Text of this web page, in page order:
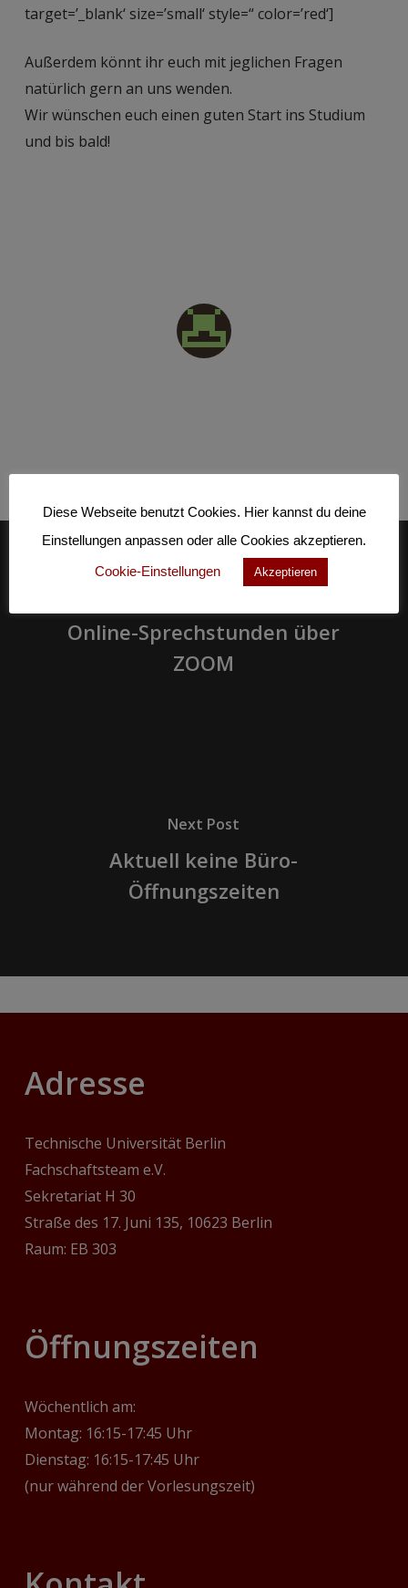
target=’_blank‘ size=’small‘ style=“ color=’red‘]
Außerdem könnt ihr euch mit jeglichen Fragen
natürlich gern an uns wenden.
Wir wünschen euch einen guten Start ins Studium
und bis bald!
Online-Sprechstunden über
ZOOM
Next Post
Aktuell keine Büro-
Öffnungszeiten
Adresse
Technische Universität Berlin
Fachschaftsteam e.V.
Sekretariat H 30
Straße des 17. Juni 135, 10623 Berlin
Raum: EB 303
‎Öffnungszeiten
Wöchentlich am:
Montag: 16:15-17:45 Uhr
Dienstag: 16:15-17:45 Uhr
(nur während der Vorlesungszeit)
Diese Webseite benutzt Cookies. Hier kannst du deine
Einstellungen anpassen oder alle Cookies akzeptieren.
Cookie-Einstellungen
Akzeptieren